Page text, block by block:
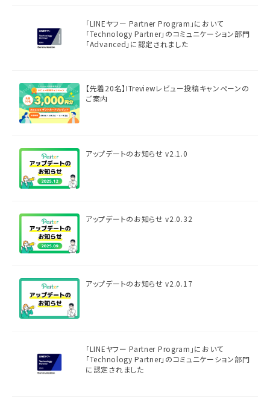
「LINEヤフー Partner Program」において
「Technology Partner」のコミュニケーション部門
「Advanced」に認定されました
【先着20名】ITreviewレビュー投稿キャンペーンの
ご案内
アップデートのお知らせ v2.1.0
アップデートのお知らせ v2.0.32
アップデートのお知らせ v2.0.17
「LINEヤフー Partner Program」において
「Technology Partner」のコミュニケーション部門
に認定されました